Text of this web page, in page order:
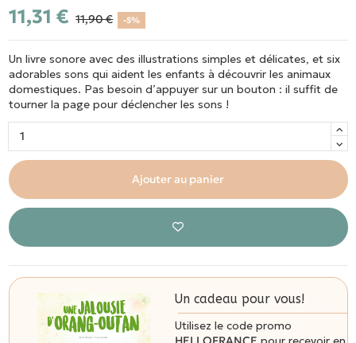
11,31 € 11,90 € -5%
Un livre sonore avec des illustrations simples et délicates, et six
adorables sons qui aident les enfants à découvrir les animaux
domestiques. Pas besoin d’appuyer sur un bouton : il suffit de
tourner la page pour déclencher les sons !
Ajouter au panier
Un cadeau pour vous!
Utilisez le code promo